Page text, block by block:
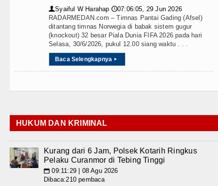
👤Syaiful W Harahap 🕔07:06:05, 29 Jun 2026
RADARMEDAN.com – Timnas Pantai Gading (Afsel)
ditantang timnas Norwegia di babak sistem gugur
(knockout) 32 besar Piala Dunia FIFA 2026 pada hari
Selasa, 30/6/2026, pukul 12.00 siang waktu . . .
Baca Selengkapnya ▸
HUKUM DAN KRIMINAL
Kurang dari 6 Jam, Polsek Kotarih Ringkus
Pelaku Curanmor di Tebing Tinggi
📅 09:11:29 | 08 Agu 2026
Dibaca:210 pembaca